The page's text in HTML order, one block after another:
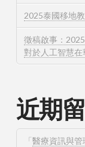
2025泰國移地
徵稿啟事：
對於人工智慧
近期
「 醫療資訊與管